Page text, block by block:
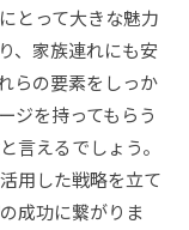
とって大きな魅力
、家族連れにも安
らの要素をしっか
ジを持ってもらう
言えるでしょう。
用した戦略を立て
成功に繋がりま